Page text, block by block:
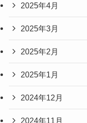
2025年4月
2025年3月
2025年2月
2025年1月
2024年12月
2024年11月